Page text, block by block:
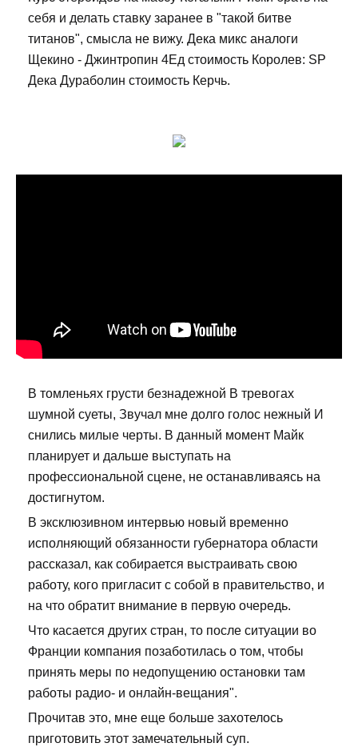
себя и делать ставку заранее в "такой битве
титанов", смысла не вижу. Дека микс аналоги
Щекино - Джинтропин 4Ед стоимость Королев: SP
Дека Дураболин стоимость Керчь.
В томленьях грусти безнадежной В тревогах
шумной суеты, Звучал мне долго голос нежный И
снились милые черты. В данный момент Майк
планирует и дальше выступать на
профессиональной сцене, не останавливаясь на
достигнутом.
В эксклюзивном интервью новый временно
исполняющий обязанности губернатора области
рассказал, как собирается выстраивать свою
работу, кого пригласит с собой в правительство, и
на что обратит внимание в первую очередь.
Что касается других стран, то после ситуации во
Франции компания позаботилась о том, чтобы
принять меры по недопущению остановки там
работы радио- и онлайн-вещания".
Прочитав это, мне еще больше захотелось
приготовить этот замечательный суп.